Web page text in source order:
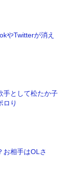
やTwitterが消え
手として松たか子
ロり
お相手はOLさ